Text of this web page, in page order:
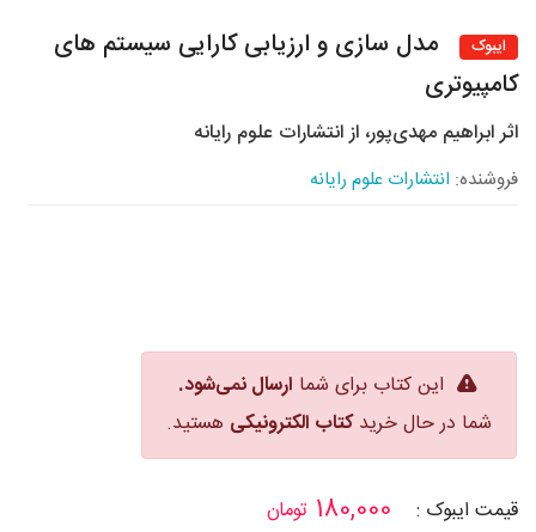
ایبوک
مدل سازی و ارزیابی کارایی سیستم های
کامپیوتری
اثر ابراهيم مهدی‌پور، از انتشارات علوم رایانه
فروشنده: انتشارات علوم رایانه
این کتاب برای شما ارسال نمی‌شود.
شما در حال خریدکتاب الکترونیکی هستید.
قیمت ایبوک :
180,000 تومان